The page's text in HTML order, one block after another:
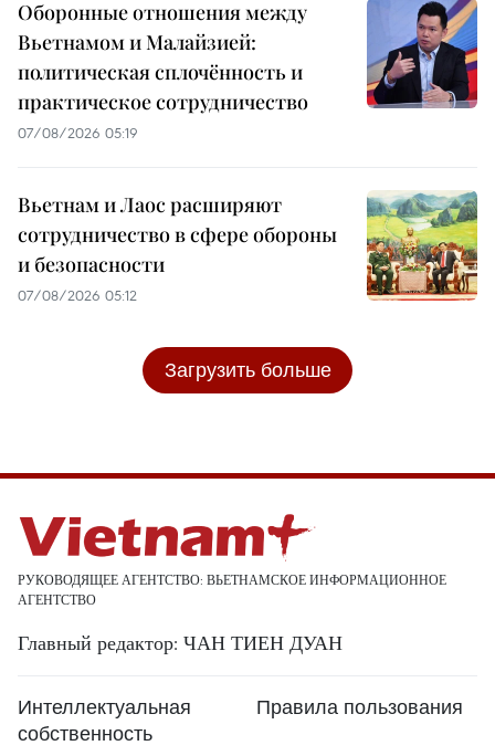
Оборонные отношения между
Вьетнамом и Малайзией:
политическая сплочённость и
практическое сотрудничество
07/08/2026 05:19
Вьетнам и Лаос расширяют
сотрудничество в сфере обороны
и безопасности
07/08/2026 05:12
Загрузить больше
РУКОВОДЯЩЕЕ АГЕНТСТВО: ВЬЕТНАМСКОЕ ИНФОРМАЦИОННОЕ
АГЕНТСТВО
Главный редактор: ЧАН ТИЕН ДУАН
Интеллектуальная
собственность
Правила пользования